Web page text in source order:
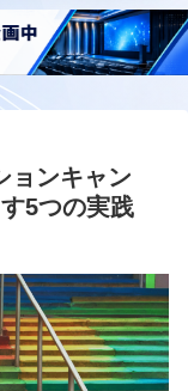
ョンキャン
5つの実践